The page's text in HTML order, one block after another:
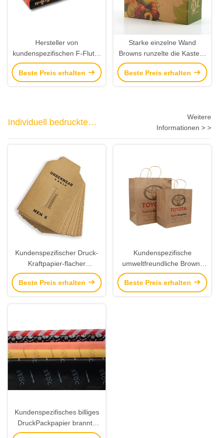
Hersteller von
kundenspezifischen F-Flute-
Wellpappe-
Tastaturverpackungen von
Beste Preis erhalten
Starke einzelne Wand
Browns runzelte die Kasten-
Früchte, die mit Grafik-
Drucken verpacken
Beste Preis erhalten
Individuell bedruckte
Papiertragetaschen
Weitere
Informationen > >
Kundenspezifischer Druck-
Kraftpapier-flacher
Papierbeutel schlägt
Taschen-Kleidungs-
Beste Preis erhalten
Kundenspezifische
umweltfreundliche Brown-
Kraftpapier-Einkaufstaschen
mit Logo Printing Supplier
Beste Preis erhalten
Kundenspezifisches billiges
DruckPackpapier brannte
Seidenpapier-